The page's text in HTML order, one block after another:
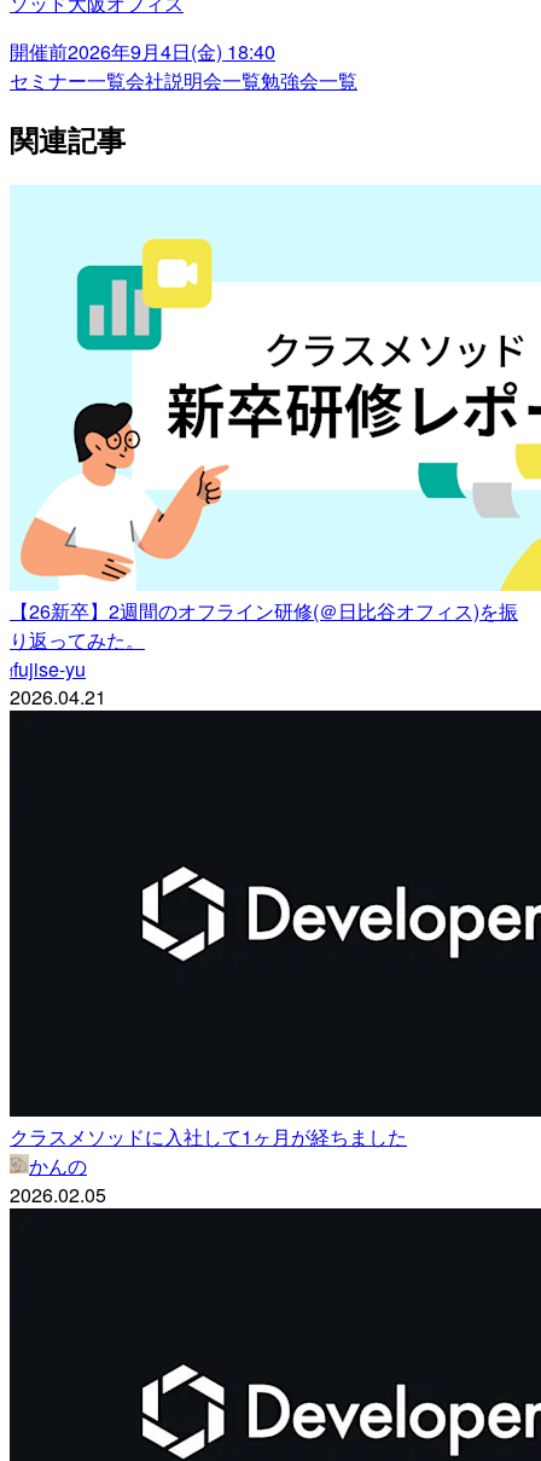
開催前2026年9月4日(金) 18:40
セミナー一覧会社説明会一覧勉強会一覧
関連記事
【26新卒】2週間のオフライン研修(＠日比谷オフィス)を振
り返ってみた。
ffujise-yu
2026.04.21
クラスメソッドに入社して1ヶ月が経ちました
かんの
2026.02.05